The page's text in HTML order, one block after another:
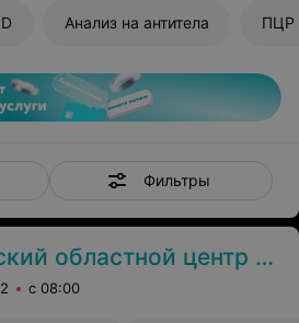
Анализ на антитела ПЦР
Фильтры
гигиены, эпидемиологии и общественного здоровья
с 08:00